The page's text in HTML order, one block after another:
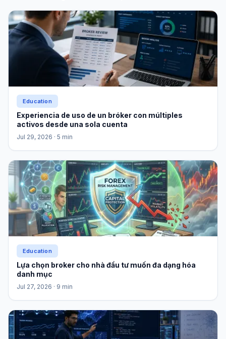
Education
Experiencia de uso de un bróker con múltiples
activos desde una sola cuenta
Jul 29, 2026 · 5 min
Education
Lựa chọn broker cho nhà đầu tư muốn đa dạng hóa
danh mục
Jul 27, 2026 · 9 min